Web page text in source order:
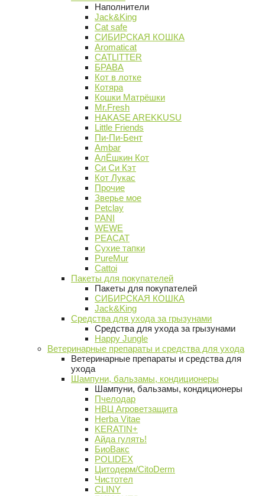
Наполнители
Jack&King
Cat safe
СИБИРСКАЯ КОШКА
Aromaticat
CATLITTER
БРАВА
Кот в лотке
Котяра
Кошки Матрёшки
Mr.Fresh
HAKASE AREKKUSU
Little Friends
Пи-Пи-Бент
Ambar
АлЁшкин Кот
Си Си Кэт
Кот Лукас
Прочие
Зверье мое
Petclay
PANI
WEWE
PEACAT
Сухие тапки
PureMur
Cattoi
Пакеты для покупателей
Пакеты для покупателей
СИБИРСКАЯ КОШКА
Jack&King
Средства для ухода за грызунами
Средства для ухода за грызунами
Happy Jungle
Ветеринарные препараты и средства для ухода
Ветеринарные препараты и средства для
ухода
Шампуни, бальзамы, кондиционеры
Шампуни, бальзамы, кондиционеры
Пчелодар
НВЦ Агроветзащита
Herba Vitae
KERATIN+
Айда гулять!
БиоВакс
POLIDEX
Цитодерм/CitoDerm
Чистотел
CLINY